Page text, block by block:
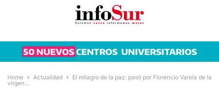
Home Actualidad
El milagro de la paz: pasó por Florencio Varela de la
virgen...